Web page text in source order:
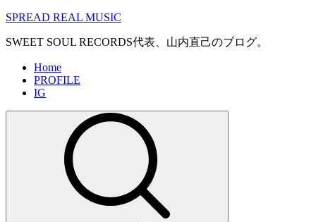
コ
テ
SPREAD REAL MUSIC
SWEET SOUL RECORDS代表、山内直己のブログ。
メ
Home
PROFILE
IG